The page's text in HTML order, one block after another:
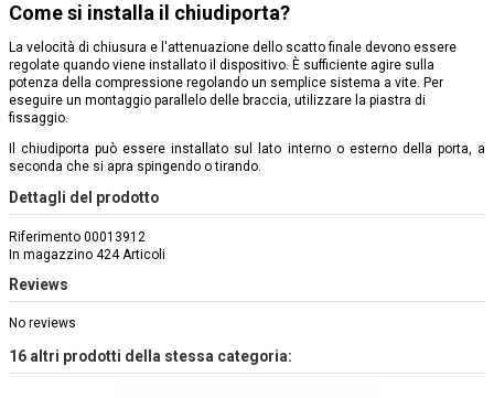
Come si installa il chiudiporta?
La velocità di chiusura e l'attenuazione dello scatto finale devono essere
regolate quando viene installato il dispositivo. È sufficiente agire sulla
potenza della compressione regolando un semplice sistema a vite. Per
eseguire un montaggio parallelo delle braccia, utilizzare la piastra di
fissaggio.
Il chiudiporta può essere installato sul lato interno o esterno della porta, a
seconda che si apra spingendo o tirando.
Dettagli del prodotto
Riferimento 00013912
In magazzino 424 Articoli
Reviews
No reviews
16 altri prodotti della stessa categoria: